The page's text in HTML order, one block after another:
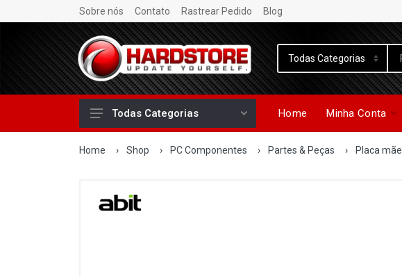
Sobre nós Contato Rastrear Pedido Blog
Todas Categorias Home Minha Conta
Home › Shop › PC Componentes › Partes & Peças › Placa mãe